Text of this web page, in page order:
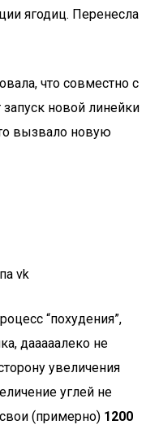
ягодиц. Перенесла
что совместно с
новой линейки
вызвало новую
vk
“похудения”,
дааааалеко не
увеличения
углей не
(примерно) 1200